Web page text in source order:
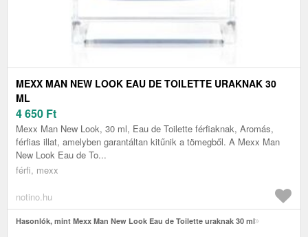
MEXX MAN NEW LOOK EAU DE TOILETTE URAKNAK 30
ML
4 650 Ft
Mexx Man New Look, 30 ml, Eau de Toilette férfiaknak, Aromás,
férfias illat, amelyben garantáltan kitűnik a tömegből. A Mexx Man
New Look Eau de To...
férfi, mexx
notino.hu
Hasonlók, mint Mexx Man New Look Eau de Toilette uraknak 30 ml